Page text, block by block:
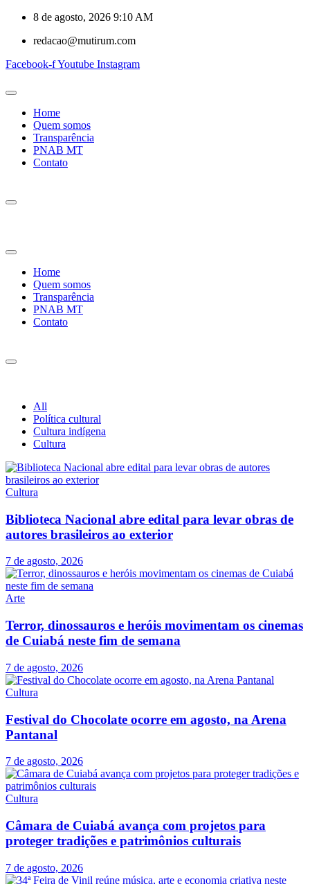
8 de agosto, 2026 9:10 AM
redacao@mutirum.com
Facebook-fYoutube Instagram
Home
Quem somos
Transparência
PNAB MT
Contato
Home
Quem somos
Transparência
PNAB MT
Contato
All
Política cultural
Cultura indígena
Cultura
Cultura
Biblioteca Nacional abre edital para levar obras de
autores brasileiros ao exterior
7 de agosto, 2026
Arte
Terror, dinossauros e heróis movimentam os cinemas
de Cuiabá neste fim de semana
7 de agosto, 2026
Cultura
Festival do Chocolate ocorre em agosto, na Arena
Pantanal
7 de agosto, 2026
Cultura
Câmara de Cuiabá avança com projetos para
proteger tradições e patrimônios culturais
7 de agosto, 2026